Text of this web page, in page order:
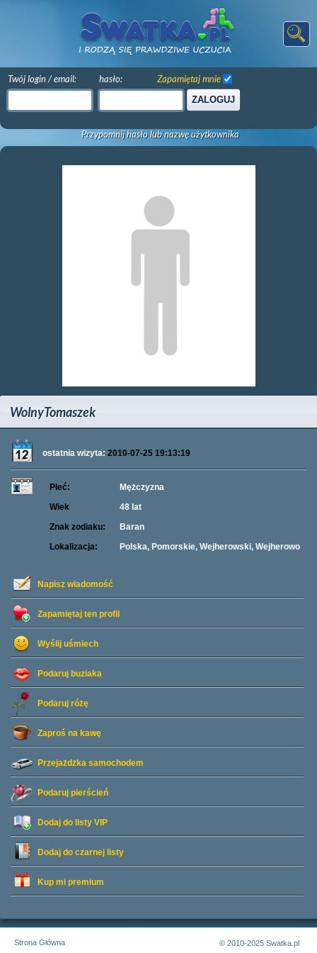
Twój login / email: hasło:
ZALOGUJ
Zapamiętaj mnie
Przypomnij hasło lub nazwę użytkownika
WolnyTomaszek
ostatnia wizyta: 2010-07-25 19:13:19
Napisz wiadomość
Zapamiętaj ten profil
Wyślij uśmiech
Podaruj buziaka
Podaruj różę
Zaproś na kawę
Przejażdżka samochodem
Podaruj pierścień
Dodaj do listy VIP
Dodaj do czarnej listy
Kup mi premium
Płeć:
Mężczyzna
Wiek
48 lat
Znak zodiaku:
Baran
Lokalizacja:
Polska, Pomorskie, Wejherowski, Wejherowo
Strona Główna
© 2010-2025 Swatka.pl